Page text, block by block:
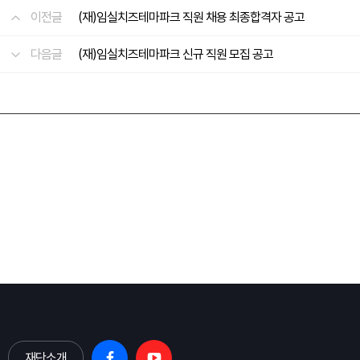
이전글 (재)임실치즈테마파크 직원 채용 최종합격자 공고
다음글 (재)임실치즈테마파크 신규 직원 모집 공고